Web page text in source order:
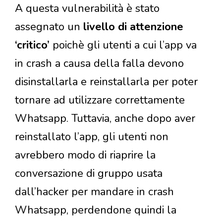
A questa vulnerabilità è stato
assegnato un livello di attenzione
‘critico’ poichè gli utenti a cui l’app va
in crash a causa della falla devono
disinstallarla e reinstallarla per poter
tornare ad utilizzare correttamente
Whatsapp. Tuttavia, anche dopo aver
reinstallato l’app, gli utenti non
avrebbero modo di riaprire la
conversazione di gruppo usata
dall’hacker per mandare in crash
Whatsapp, perdendone quindi la